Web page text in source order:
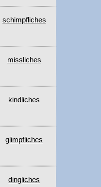
schimpfliches
missliches
kindliches
glimpfliches
dingliches